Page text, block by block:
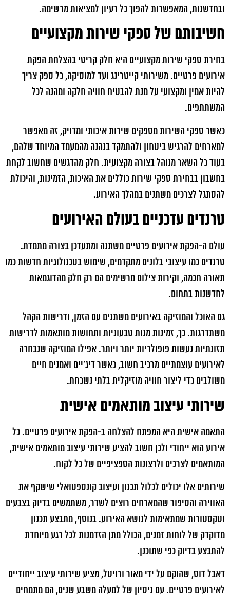
ובחדשנות, המאפשרות להפוך כל רעיון למציאות מרשימה.
חשיבותם של ספקי שירות מקצועיים
בחירת ספקי שירות מקצועיים היא חלק קריטי בהצלחת הפקת
אירועים פרטיים. משירותי קייטרינג ועד למוסיקה, כל ספק צריך
להיות אמין ומקצועי על מנת להבטיח חוויה חלקה ומהנה לכל
המשתתפים.
כאשר ספקי השירות מספקים שירות איכותי ומדויק, זה מאפשר
למארחים להרגיש ביטחון ולהתמקד בנהנה מהמעמד המיוחד שלהם,
בעוד כל השאר מנוהל בצורה מקצועית. חלק מהדגשים שחשוב לקחת
בחשבון בבחירת ספקי שירות כוללים את האיכות, הזמינות, והיכולת
להסתגל לצרכים משתנים במהלך האירוע.
טרנדים עדכניים בעולם האירועים
עולם ה-הפקת אירועים פרטיים משתנה ומתעדכן בצורה מתמדת.
טרנדים כמו עיצובי בלונים מתקדמים, שימוש בטכנולוגיות חדשות כמו
תאורה חכמה, וקירות צילום מרשימים הם רק חלק מהדוגמאות
לחדשנות בתחום.
גם האוכל והמוזיקה באירועים משתנים עם הזמן, ודרישות הקהל
משתדרגות. כך, זמינות מנות טבעוניות ותחושות מותאמות לדרישות
תזונתיות נעשות פופולריות יותר ויותר. אפילו המוזיקה שנבחרה
לאירועים עוצמתיים מרכיב חשוב, כאשר דיג'יים ואמנים חיים
משולבים כדי ליצור חוויה מוזיקלית בלתי נשכחת.
שירותי עיצוב מותאמים אישית
התאמה אישית היא המפתח להצלחה ב-הפקת אירועים פרטיים. כל
אירוע הוא ייחודי ולכן חשוב להציע שירותי עיצוב מותאמים אישית,
המותאמים לצרכים ולרצונות הספציפיים של כל לקוח.
שירותים אלו יכולים לכלול תכנון ועיצוב קונספטואלי שישקף את
האווירה והסיפור שהמארחים רוצים לשדר, משתמשים בדיוק בצבעים
וטקסטורות שמתאימות לנושא האירוע. בנוסף, מתבצע תכנון
מדוקדק של לוחות זמנים, הכולל מתן הזדמנות לכל רגע מיוחדת
להתבצע בדיוק כפי שתוכנן.
דאבל דוס, שהוקם על ידי מאור ורויטל, מציע שירותי עיצוב ייחודיים
לאירועים פרטיים. עם ניסיון של למעלה משבע שנים, הם מתמחים